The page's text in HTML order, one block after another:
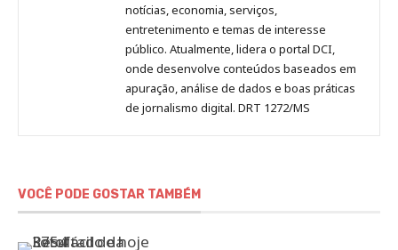
notícias, economia, serviços,
entretenimento e temas de interesse
público. Atualmente, lidera o portal DCI,
onde desenvolve conteúdos baseados em
apuração, análise de dados e boas práticas
de jornalismo digital. DRT 1272/MS
VOCÊ PODE GOSTAR TAMBÉM